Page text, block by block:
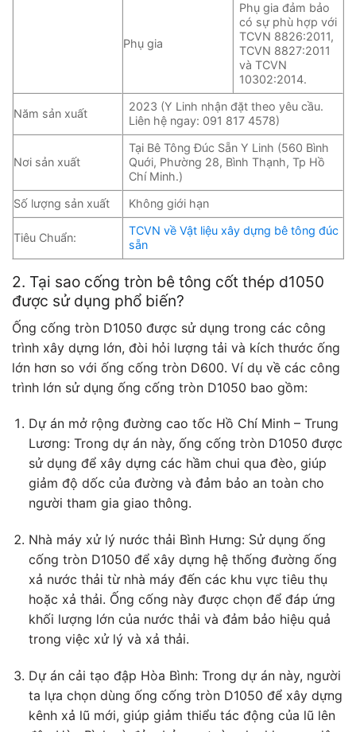
Phụ gia
Phụ gia đảm bảo
có sự phù hợp với
TCVN 8826:2011,
TCVN 8827:2011
và TCVN
10302:2014.
Năm sản xuất
2023 (Y Linh nhận đặt theo yêu cầu.
Liên hệ ngay: 091 817 4578)
Nơi sản xuất
Tại Bê Tông Đúc Sẵn Y Linh (560 Bình
Quới, Phường 28, Bình Thạnh, Tp Hồ
Chí Minh.)
Số lượng sản xuất
Không giới hạn
Tiêu Chuẩn:
TCVN về Vật liệu xây dựng bê tông đúc
sẵn
2. Tại sao cống tròn bê tông cốt thép d1050
được sử dụng phổ biến?
Ống cống tròn D1050 được sử dụng trong các công
trình xây dựng lớn, đòi hỏi lượng tải và kích thước ống
lớn hơn so với ống cống tròn D600. Ví dụ về các công
trình lớn sử dụng ống cống tròn D1050 bao gồm:
Dự án mở rộng đường cao tốc Hồ Chí Minh – Trung
Lương: Trong dự án này, ống cống tròn D1050 được
sử dụng để xây dựng các hầm chui qua đèo, giúp
giảm độ dốc của đường và đảm bảo an toàn cho
người tham gia giao thông.
Nhà máy xử lý nước thải Bình Hưng: Sử dụng ống
cống tròn D1050 để xây dựng hệ thống đường ống
xả nước thải từ nhà máy đến các khu vực tiêu thụ
hoặc xả thải. Ống cống này được chọn để đáp ứng
khối lượng lớn của nước thải và đảm bảo hiệu quả
trong việc xử lý và xả thải.
Dự án cải tạo đập Hòa Bình: Trong dự án này, người
ta lựa chọn dùng ống cống tròn D1050 để xây dựng
kênh xả lũ mới, giúp giảm thiểu tác động của lũ lên